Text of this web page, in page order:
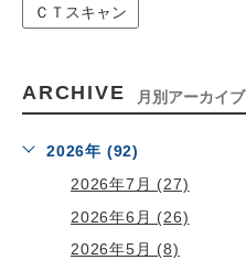
ＣＴスキャン
ARCHIVE 月別アーカイブ
2026年 (92)
2026年7月 (27)
2026年6月 (26)
2026年5月 (8)